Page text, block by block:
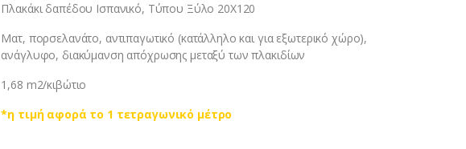
Πλακάκι δαπέδου Ισπανικό, Τύπου Ξύλο 20Χ120
Ματ, πορσελανάτο, αντιπαγωτικό (κατάλληλο και για εξωτερικό χώρο),
ανάγλυφο, διακύμανση απόχρωσης μεταξύ των πλακιδίων
1,68 m2/κιβώτιο
*η τιμή αφορά το 1 τετραγωνικό μέτρο